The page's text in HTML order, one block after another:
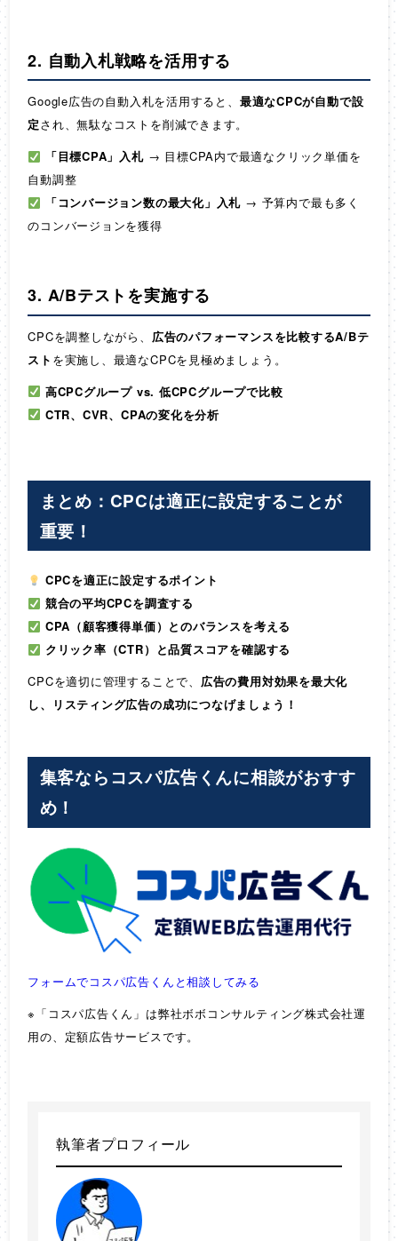
2. 自動入札戦略を活用する
Google広告の自動入札を活用すると、 最適なCPCが自動で設
定され、無駄なコストを削減できます。
「目標CPA」入札→ 目標CPA内で最適なクリック単価を
自動調整
「コンバージョン数の最大化」入札 → 予算内で最も多く
のコンバージョンを獲得
3. A/Bテストを実施する
CPCを調整しながら、 広告のパフォーマンスを比較するA/Bテ
スト を実施し、最適なCPCを見極めましょう。
高CPCグループ vs. 低CPCグループで比較
CTR、CVR、CPAの変化を分析
まとめ：CPCは適正に設定することが
重要！
CPCを適正に設定するポイント
競合の平均CPCを調査する
CPA（顧客獲得単価）とのバランスを考える
クリック率（CTR）と品質スコアを確認する
CPCを適切に管理することで、 広告の費用対効果を最大化
し、リスティング広告の成功につなげましょう！
集客ならコスパ広告くんに相談がおすす
め！
フォームでコスパ広告くんと相談してみる
※「コスパ広告くん」は弊社ボボコンサルティング株式会社運
用の、定額広告サービスです。
執筆者プロフィール